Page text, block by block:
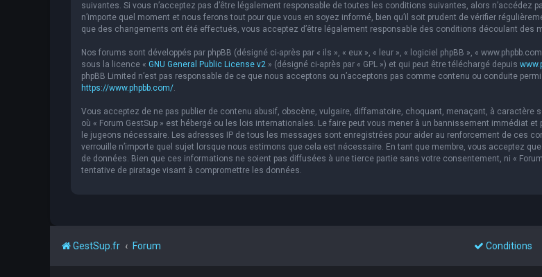
suivantes. Si vous n’acceptez pas d’être légalement responsable de toutes les conditions suivantes, alors n’accédez
n’importe quel moment et nous ferons tout pour que vous en soyez informé, bien qu’il soit prudent de vérifier
que des changements ont été effectués, vous acceptez d’être légalement responsable des conditions découlant des
Nos forums sont développés par phpBB (désigné ci-après par « ils », « eux », « leur », « logiciel phpBB », «
sous la licence « GNU General Public License v2 » (désigné ci-après par « GPL ») et qui peut être téléchargé depuis
phpBB Limited n’est pas responsable de ce que nous acceptons ou n’acceptons pas comme contenu ou conduite
https://www.phpbb.com/.
Vous acceptez de ne pas publier de contenu abusif, obscène, vulgaire, diffamatoire, choquant, menaçant, à
où « Forum GestSup » est hébergé ou les lois internationales. Le faire peut vous mener à un bannissement immédiat
le jugeons nécessaire. Les adresses IP de tous les messages sont enregistrées pour aider au renforcement de ces
verrouille n’importe quel sujet lorsque nous estimons que cela est nécessaire. En tant que membre, vous acceptez
de données. Bien que ces informations ne soient pas diffusées à une tierce partie sans votre consentement, ni «
tentative de piratage visant à compromettre les données.
GestSup.fr Forum Conditions